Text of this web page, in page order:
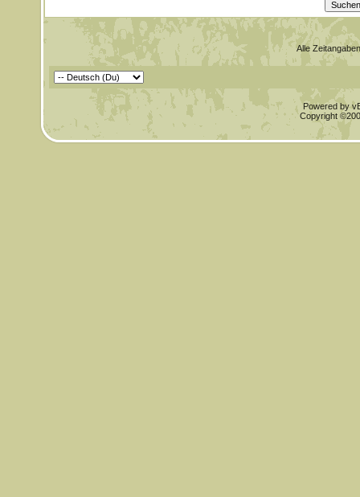
Alle
Powered by
Copyright